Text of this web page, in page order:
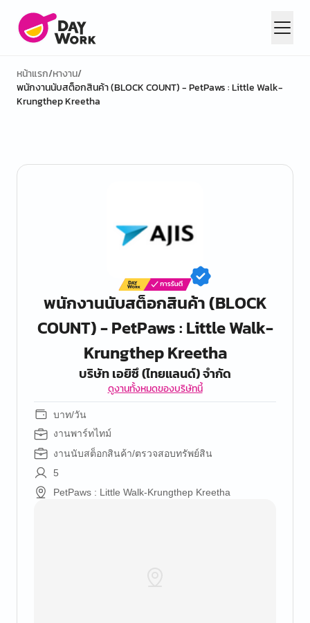
หน้าแรก/หางาน/
พนักงานนับสต็อกสินค้า (BLOCK COUNT) - PetPaws : Little Walk-
Krungthep Kreetha
พนักงานนับสต็อกสินค้า (BLOCK
COUNT) - PetPaws : Little Walk-
Krungthep Kreetha
บริษัท เอยิซึ (ไทยแลนด์) จำกัด
ดูงานทั้งหมดของบริษัทนี้
บาท/วัน
งานพาร์ทไทม์
งานนับสต็อกสินค้า/ตรวจสอบทรัพย์สิน
5
PetPaws : Little Walk-Krungthep Kreetha